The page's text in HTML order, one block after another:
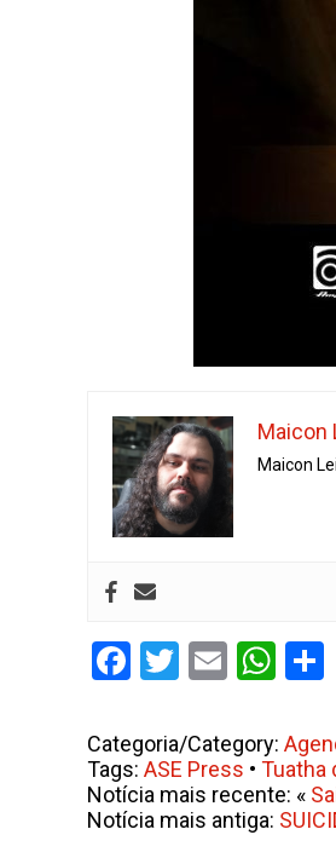
Maicon
Maicon
Facebook
Twitter
Email
Categoria/Category:
Tags: ASE Press • Tuatha
Notícia mais recente: «
Notícia mais antiga: